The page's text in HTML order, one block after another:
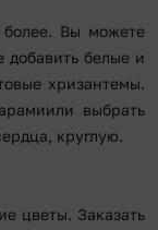
Вы можете
добавить белые и
хризантемы.
выбрать
круглую.
цветы. Заказать